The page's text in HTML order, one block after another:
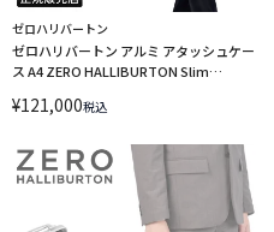
ゼロハリバートン
ゼロハリバートン アルミ アタッシュケー
ス A4 ZERO HALLIBURTON Slim
¥121,000税込